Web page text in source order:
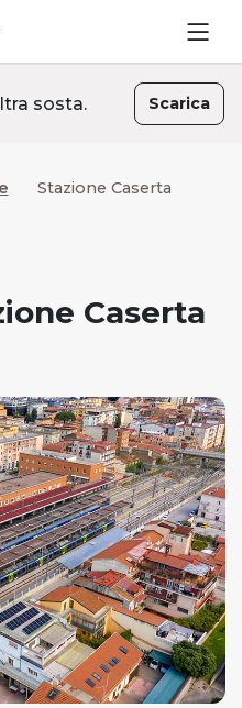
sosta. Scarica
Stazione Caserta
Caserta